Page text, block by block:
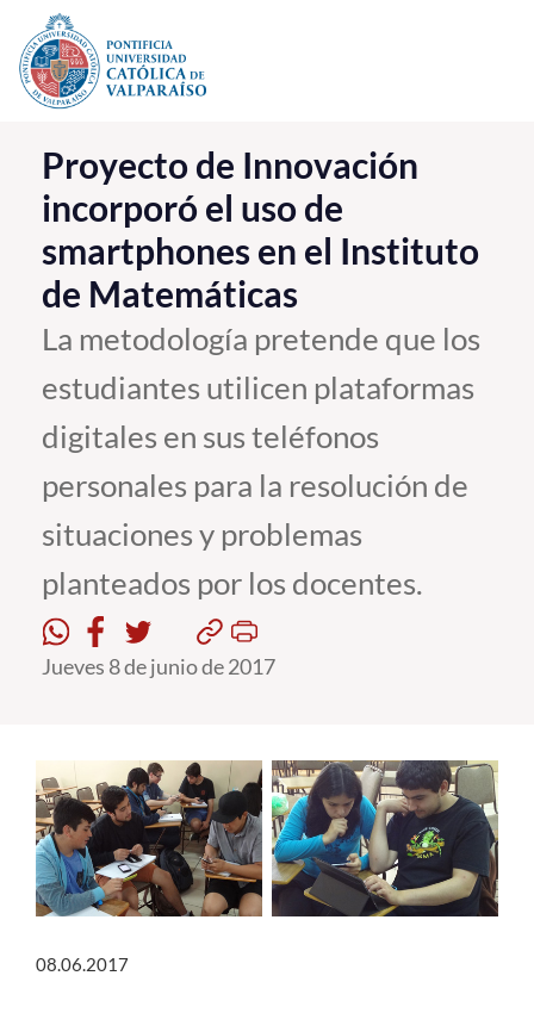
Click acá para ir directamente al contenido
La Universidad
Investigación, Creación e Innovación
PUCV Internacional
Vinculación con el Medio
Admisión
Pregrado
Formación Continua
Estudiantes
Académicos
English
Proyecto de Innovación
incorporó el uso de
smartphones en el Instituto
de Matemáticas
La metodología pretende que los
estudiantes utilicen plataformas
digitales en sus teléfonos
personales para la resolución de
situaciones y problemas
planteados por los docentes.
Jueves 8 de junio de 2017
08.06.2017